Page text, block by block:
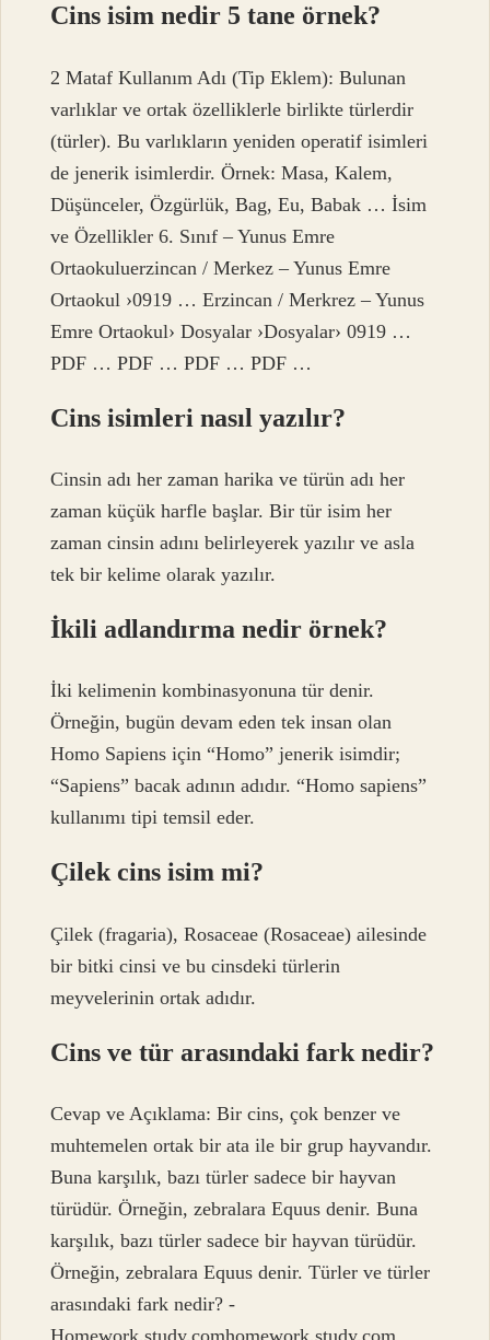
Cins isim nedir 5 tane örnek?
2 Mataf Kullanım Adı (Tip Eklem): Bulunan
varlıklar ve ortak özelliklerle birlikte türlerdir
(türler). Bu varlıkların yeniden operatif isimleri
de jenerik isimlerdir. Örnek: Masa, Kalem,
Düşünceler, Özgürlük, Bag, Eu, Babak … İsim
ve Özellikler 6. Sınıf – Yunus Emre
Ortaokuluerzincan / Merkez – Yunus Emre
Ortaokul ›0919 … Erzincan / Merkrez – Yunus
Emre Ortaokul› Dosyalar ›Dosyalar› 0919 …
PDF … PDF … PDF … PDF …
Cins isimleri nasıl yazılır?
Cinsin adı her zaman harika ve türün adı her
zaman küçük harfle başlar. Bir tür isim her
zaman cinsin adını belirleyerek yazılır ve asla
tek bir kelime olarak yazılır.
İkili adlandırma nedir örnek?
İki kelimenin kombinasyonuna tür denir.
Örneğin, bugün devam eden tek insan olan
Homo Sapiens için “Homo” jenerik isimdir;
“Sapiens” bacak adının adıdır. “Homo sapiens”
kullanımı tipi temsil eder.
Çilek cins isim mi?
Çilek (fragaria), Rosaceae (Rosaceae) ailesinde
bir bitki cinsi ve bu cinsdeki türlerin
meyvelerinin ortak adıdır.
Cins ve tür arasındaki fark nedir?
Cevap ve Açıklama: Bir cins, çok benzer ve
muhtemelen ortak bir ata ile bir grup hayvandır.
Buna karşılık, bazı türler sadece bir hayvan
türüdür. Örneğin, zebralara Equus denir. Buna
karşılık, bazı türler sadece bir hayvan türüdür.
Örneğin, zebralara Equus denir. Türler ve türler
arasındaki fark nedir? -